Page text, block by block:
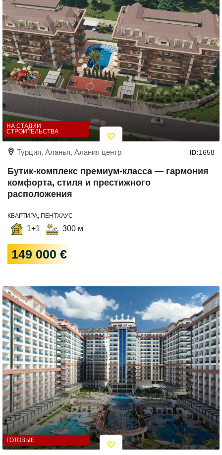
НА СТАДИИ
СТРОИТЕЛЬСТВА
Турция, Аланья, Алания центр ID:1658
Бутик-комплекс премиум-класса — гармония
комфорта, стиля и престижного
расположения
КВАРТИРА, ПЕНТХАУС
1+1 300 м
149 000 €
ГОТОВЫЕ